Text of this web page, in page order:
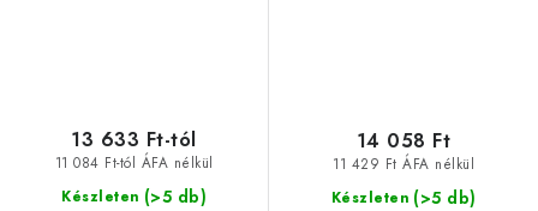
Készleten (>5 db)
11 084 Ft-tól ÁFA nélkül
13 633 Ft-tól
Készleten (>5 db)
11 429 Ft ÁFA nélkül
14 058 Ft